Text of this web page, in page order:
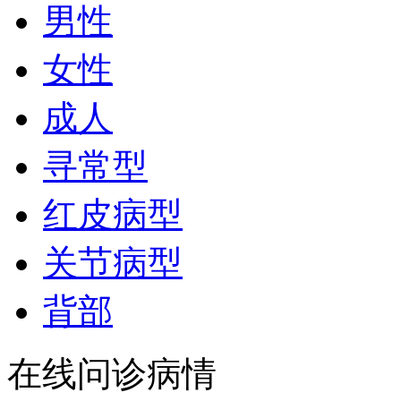
男性
女性
成人
寻常型
红皮病型
关节病型
背部
在线问诊病情